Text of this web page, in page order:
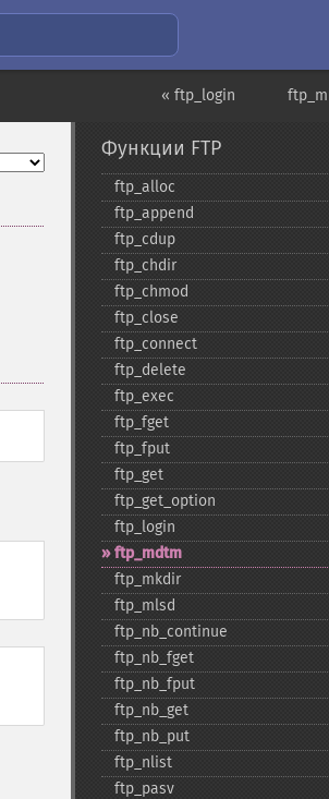
« ftp_login
Функции FTP
ftp_​alloc
ftp_​append
ftp_​cdup
ftp_​chdir
ftp_​chmod
ftp_​close
ftp_​connect
ftp_​delete
ftp_​exec
ftp_​fget
ftp_​fput
ftp_​get
ftp_​get_​option
ftp_​login
ftp_​mdtm
ftp_​mkdir
ftp_​mlsd
ftp_​nb_​continue
ftp_​nb_​fget
ftp_​nb_​fput
ftp_​nb_​get
ftp_​nb_​put
ftp_​nlist
ftp_​pasv